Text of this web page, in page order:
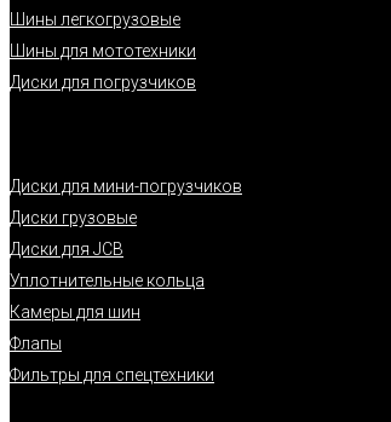
Шины легкогрузовые
Шины для мототехники
Диски для погрузчиков
Диски для мини-погрузчиков
Диски грузовые
Диски для JCB
Уплотнительные кольца
Камеры для шин
Флапы
Фильтры для спецтехники